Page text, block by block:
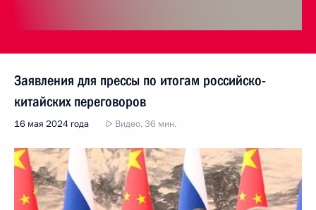
Заявления для прессы по итогам российско-
китайских переговоров
16 мая 2024 года Видео, 36 мин.